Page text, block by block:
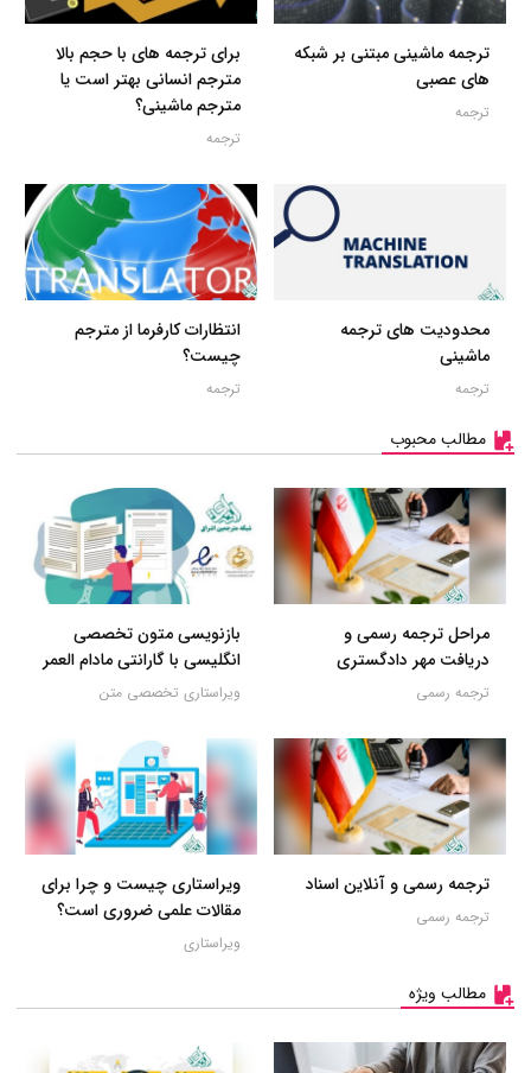
ترجمه ماشینی مبتنی بر شبکه
های عصبی
ترجمه
برای ترجمه های با حجم بالا
مترجم انسانی بهتر است یا
مترجم ماشینی؟
ترجمه
محدودیت های ترجمه
ماشینی
ترجمه
انتظارات کارفرما از مترجم
چیست؟
ترجمه
مطالب محبوب
مراحل ترجمه رسمی و
دریافت مهر دادگستری
ترجمه رسمی
بازنویسی متون تخصصی
انگلیسی با گارانتی مادام العمر
ویراستاری تخصصی متن
ترجمه رسمی و آنلاین اسناد
ترجمه رسمی
ویراستاری چیست و چرا برای
مقالات علمی ضروری است؟
ویراستاری
مطالب ویژه